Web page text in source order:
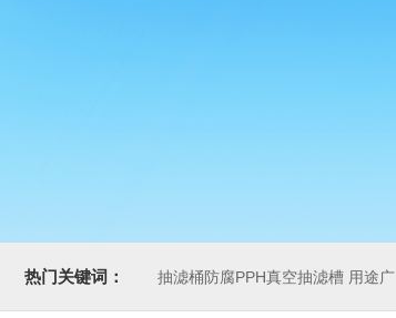
热门关键词： 抽滤桶防腐PPH真空抽滤槽 用途广